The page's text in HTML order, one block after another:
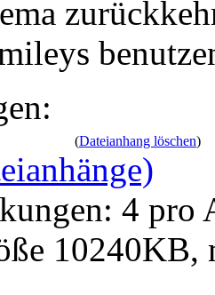
(Dateianhang löschen)
4 pro